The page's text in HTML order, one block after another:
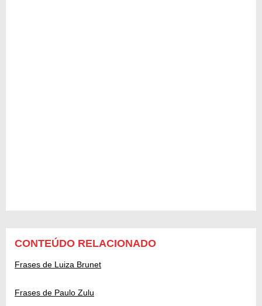
CONTEÚDO RELACIONADO
Frases de Luiza Brunet
Frases de Paulo Zulu